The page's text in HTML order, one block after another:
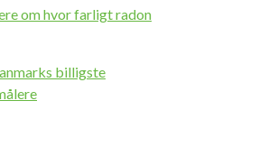
om hvor farligt radon
billigste